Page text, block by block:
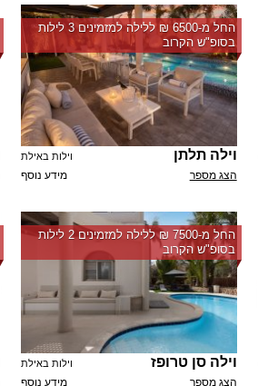
החל מ-‏6500 ₪ ללילה למזמינים 3 לילות
בסופ"ש הקרוב
וילה תלתן וילות באילת
מידע נוסף הצג מספר
החל מ-‏7500 ₪ ללילה למזמינים 2 לילות
בסופ"ש הקרוב
וילה סן טרופז וילות באילת
מידע נוסף הצג מספר